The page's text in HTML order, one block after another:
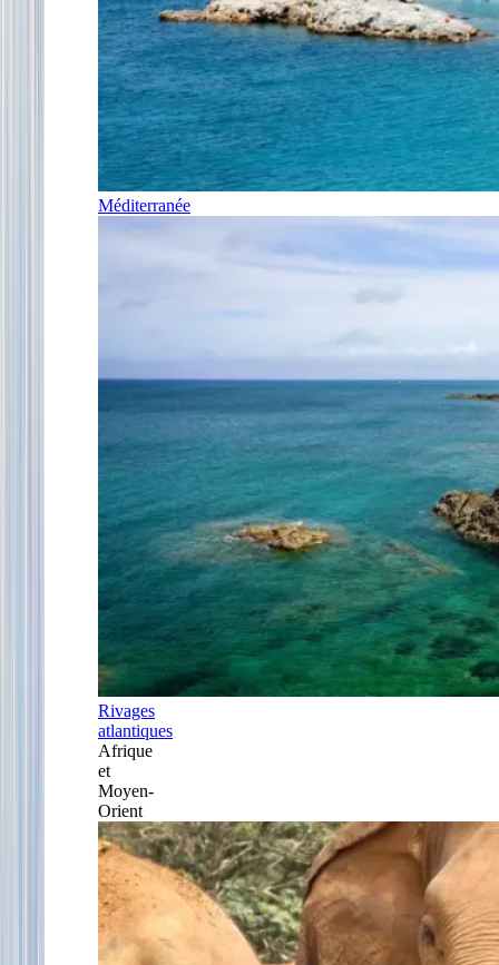
Méditerranée
Rivages
atlantiques
Afrique
et
Moyen-
Orient